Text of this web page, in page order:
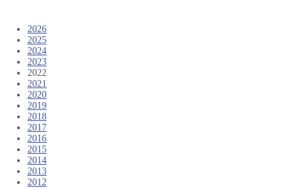
2026
2025
2024
2023
2022
2021
2020
2019
2018
2017
2016
2015
2014
2013
2012